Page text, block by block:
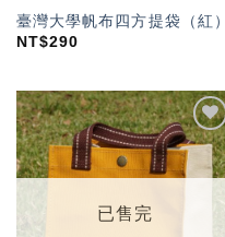
臺灣大學帆布四方提袋（紅）
NT$290
加入
「願
望輕
已售完